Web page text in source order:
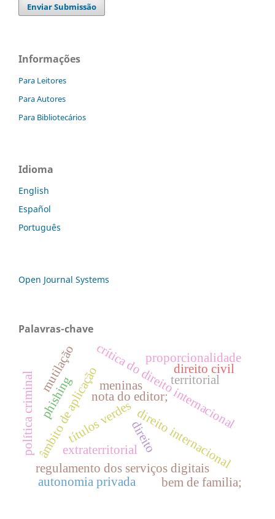
Enviar Submissão
Informações
Para Leitores
Para Autores
Para Bibliotecários
Idioma
English
Español
Português
Open Journal Systems
Palavras-chave
direito
direito internacional
crítica do direito internacional
nota do editor;
regulamento dos serviços digitais
âmbito de aplicação territorial
extraterritorial
autonomia privada
proporcionalidade
phishing
política criminal títulos verdes
bem de familia;
direito civil
mutilação meninas